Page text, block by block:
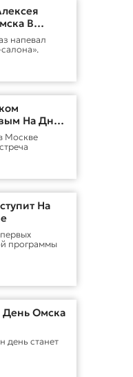
В
напевал
На Дне
Москве
На
программы
День Омска
день станет